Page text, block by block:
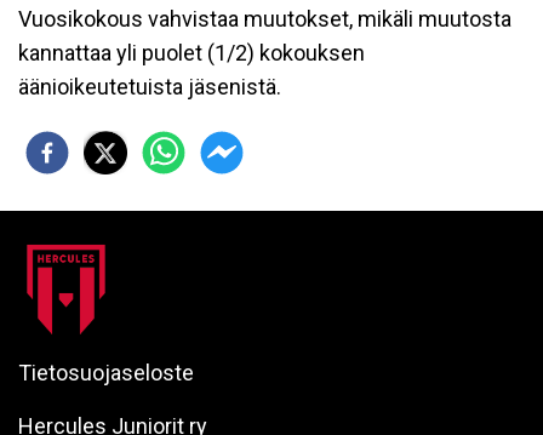
Vuosikokous vahvistaa muutokset, mikäli muutosta
kannattaa yli puolet (1/2) kokouksen
äänioikeutetuista jäsenistä.
Tietosuojaseloste
Hercules Juniorit ry